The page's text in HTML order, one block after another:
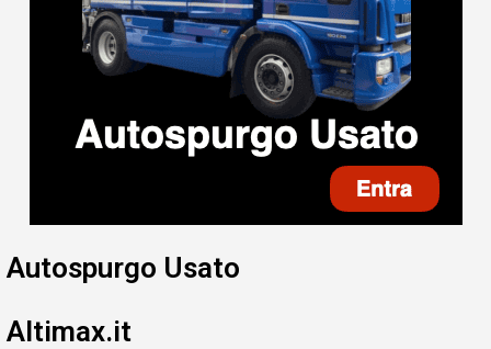
Autospurgo Usato
Altimax.it